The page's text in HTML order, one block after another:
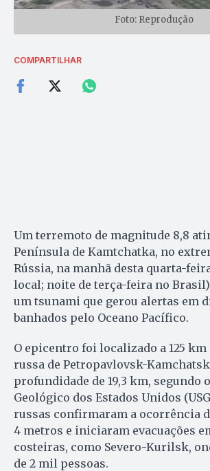
Foto: Reprodução
COMPARTILHAR
Um terremoto de magnitude 8,8
Península de Kamtchatka, no
Rússia, na manhã desta quarta-
local; noite de terça-feira no
um tsunami que gerou alertas em
banhados pelo Oceano Pacífico.
O epicentro foi localizado a 125 km
russa de Petropavlovsk-
profundidade de 19,3 km, segundo
Geológico dos Estados Unidos
russas confirmaram a ocorrência
4 metros e iniciaram evacuações
costeiras, como Severo-Kurilsk,
de 2 mil pessoas.